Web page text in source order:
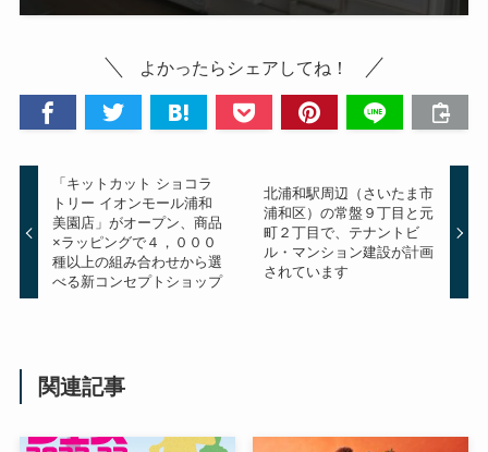
よかったらシェアしてね！
「キットカット ショコラ
トリー イオンモール浦和
美園店」がオープン、商品
×ラッピングで４，０００
種以上の組み合わせから選
べる新コンセプトショップ
北浦和駅周辺（さいたま市
浦和区）の常盤９丁目と元
町２丁目で、テナントビ
ル・マンション建設が計画
されています
関連記事